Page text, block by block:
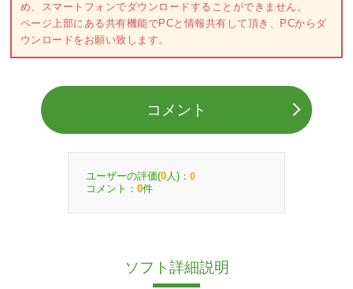
め、スマートフォンでダウンロードすることができません。
ページ上部にある共有機能でPCと情報共有して頂き、PCからダ
ウンロードをお願い致します。
コメント
ユーザーの評価(0 人)： 0
コメント： 0件
ソフト詳細説明